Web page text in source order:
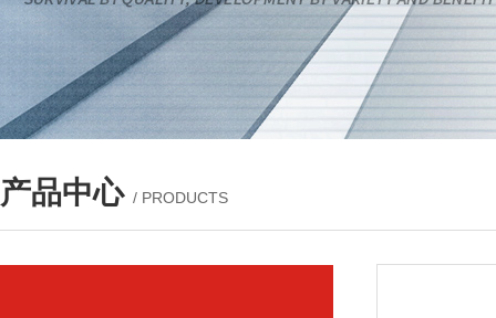
产品中心 / PRODUCTS